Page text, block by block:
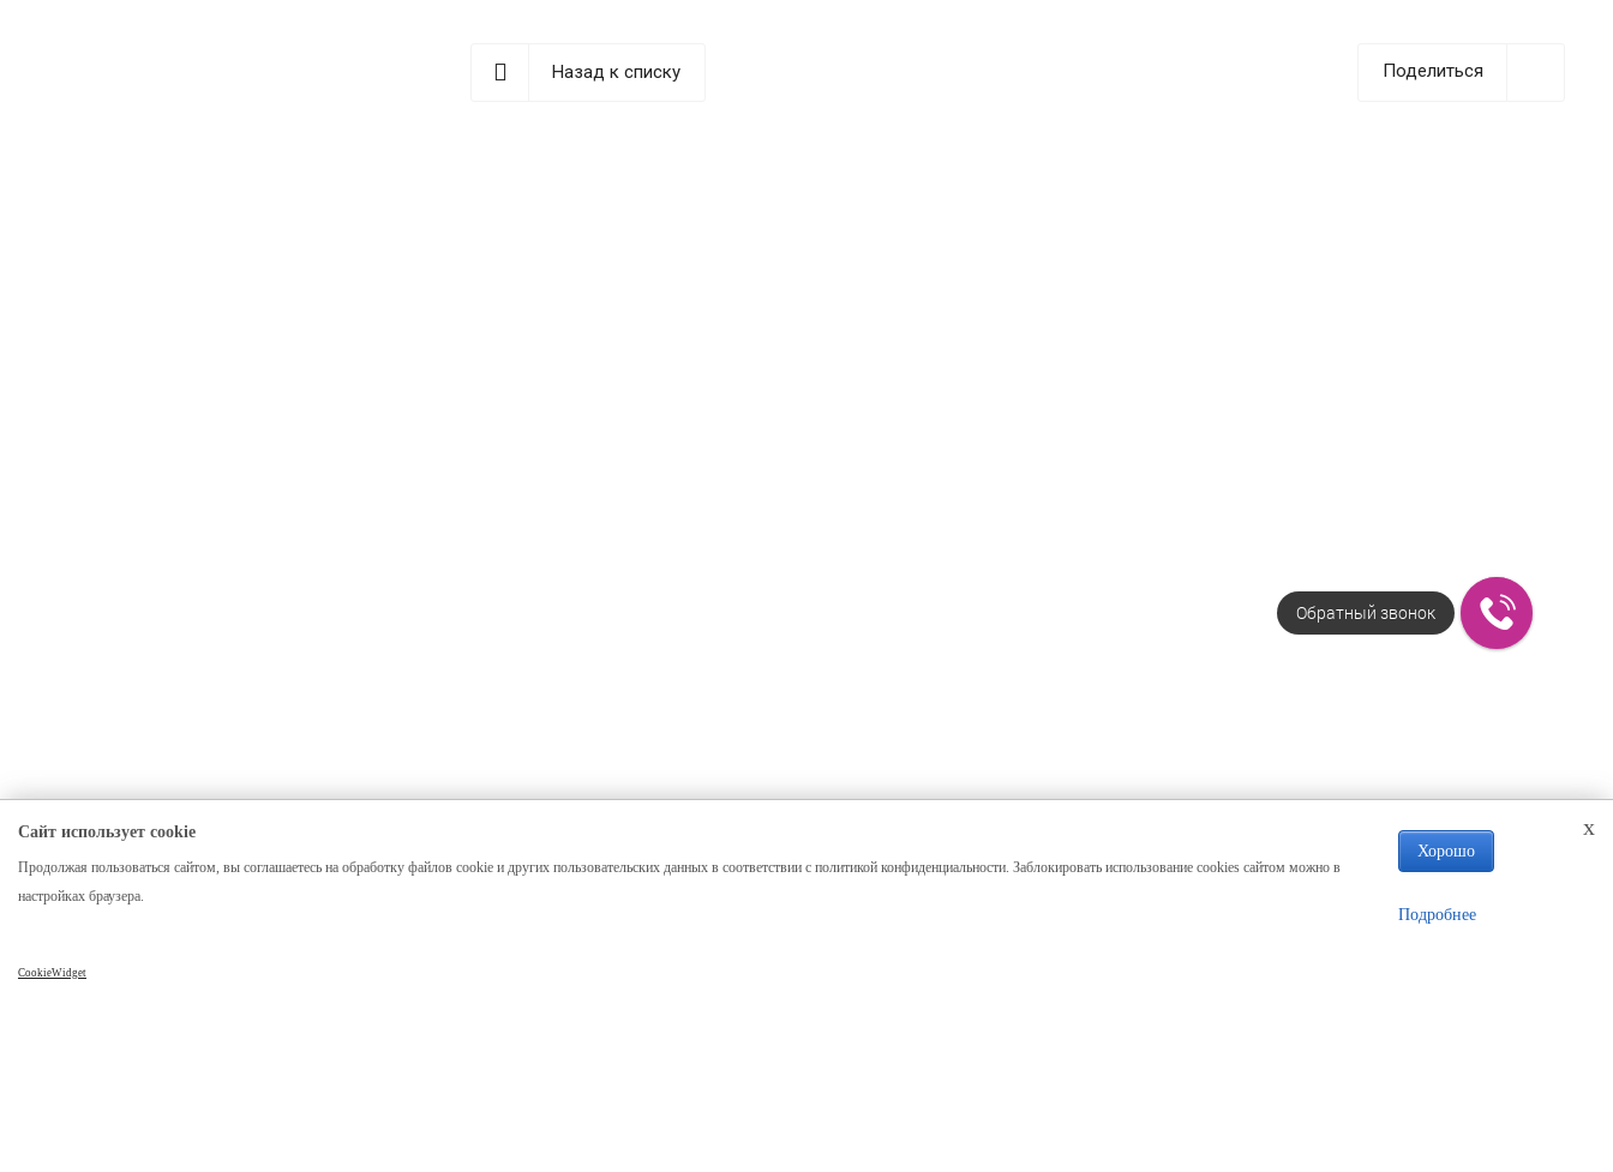
Поделиться
Назад к списку
Обратный звонок
x
Сайт использует cookie
Продолжая пользоваться сайтом, вы соглашаетесь на обработку файлов cookie и других пользовательских данных в соответствии с политикой конфиденциальности. Заблокировать использование cookies сайтом можно в
настройках браузера.
Хорошо
Подробнее
CookieWidget